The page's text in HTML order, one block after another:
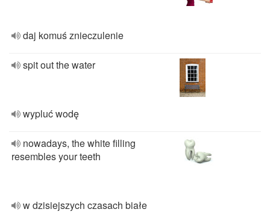
daj komuś znieczulenie
spit out the water
wypluć wodę
nowadays, the white filling
resembles your teeth
w dzisiejszych czasach białe